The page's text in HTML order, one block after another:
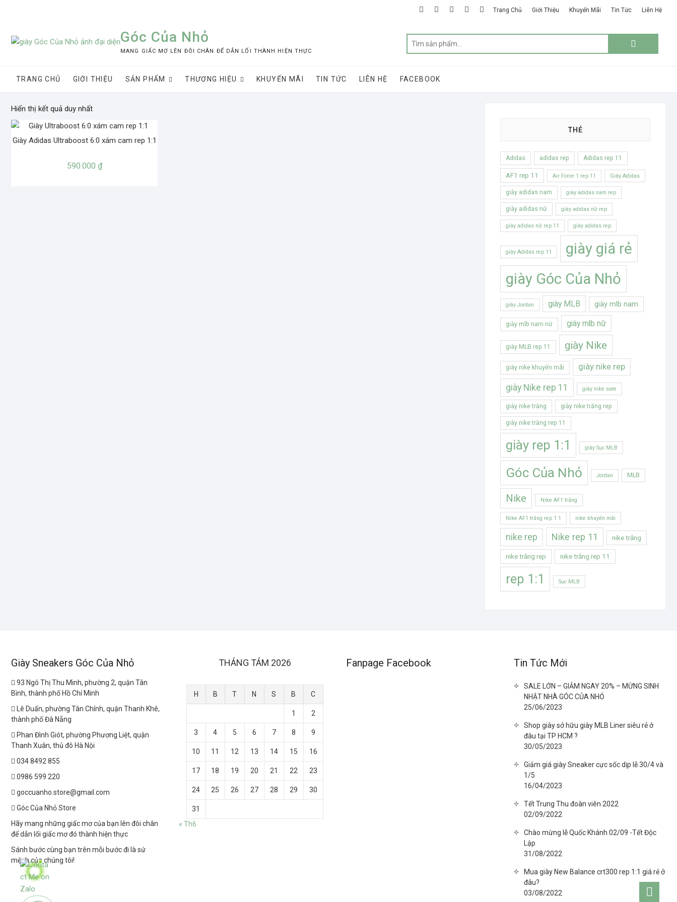
facebook
twittergoogleinstagram
linkedin
Trang Chủ Giới Thiệu Khuyến Mãi Tin Tức Liên Hệ
Góc Của Nhỏ
MANG GIẤC MƠ LÊN ĐÔI CHÂN ĐỂ DẪN LỐI THÀNH HIỆN THỰC
TRANG CHỦ GIỚI THIỆU SẢN PHẨM THƯƠNG HIỆU KHUYẾN MÃI TIN TỨC LIÊN HỆ FACEBOOK
Hiển thị kết quả duy nhất
Giày Adidas Ultraboost 6:0 xám cam rep 1:1
590.000 ₫
THẺ
Adidas adidas rep Adidas rep 11
AF1 rep 11 Air Force 1 rep 11 Giày Adidas
giày adidas nam giày adidas nam rep
giày adidas nữ giày adidas nữ rep
giày adidas nữ rep 11 giày adidas rep
giày Adidas rep 11
giày giá rẻ
giày Góc Của Nhỏ
giày Jordan giày MLB giày mlb nam
giày mlb nam nữ giày mlb nữ
giày MLB rep 11 giày Nike
giày nike khuyến mãi giày nike rep
giày Nike rep 11 giày nike sale
giày nike trắng giày nike trắng rep
giày nike trắng rep 11
giày rep 1:1 giày Sục MLB
Góc Của Nhỏ Jordan MLB
Nike Nike AF1 trắng
Nike AF1 trắng rep 1:1 nike khuyến mãi
nike rep Nike rep 11 nike trắng
nike trắng rep nike trắng rep 11
rep 1:1 Sục MLB
Giày Sneakers Góc Của Nhỏ
93 Ngô Thị Thu Minh, phường 2, quận Tân
Bình, thành phố Hồ Chí Minh
Lê Duẩn, phường Tân Chính, quận Thanh Khê,
thành phố Đà Nẵng
Phan Đình Giót, phường Phương Liệt, quận
Thanh Xuân, thủ đô Hà Nội
034 8492 855
0986 599 220
goccuanho.store@gmail.com
Góc Của Nhỏ Store
Hãy mang những giấc mơ của bạn lên đôi chân
để dẫn lối giấc mơ đó thành hiện thực
Sánh bước cùng bạn trên mỗi bước đi là sứ
mệnh của chúng tôi!
THÁNG TÁM 2026
H B T N S B C
1 2
3 4 5 6 7 8 9
10 11 12 13 14 15 16
17 18 19 20 21 22 23
24 25 26 27 28 29 30
31
« Th6
Fanpage Facebook Tin Tức Mới
SALE LỚN – GIẢM NGAY 20% – MỪNG SINH
NHẬT NHÀ GÓC CỦA NHỎ
25/06/2023
Shop giày sở hữu giày MLB Liner siêu rẻ ở
đâu tại TP HCM ?
30/05/2023
Giảm giá giày Sneaker cực sốc dịp lễ 30/4 và
1/5
16/04/2023
Tết Trung Thu đoàn viên 2022
02/09/2022
Chào mừng lễ Quốc Khánh 02/09 -Tết Độc
Lập
31/08/2022
Mua giày New Balance crt300 rep 1:1 giá rẻ ở
đâu?
03/08/2022
Go
to